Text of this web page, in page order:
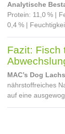
Analytische
Protein: 11,0 % |
0,4 % |
Fazit: Fisch
MAC’s Dog
nährstoffreiches
auf eine